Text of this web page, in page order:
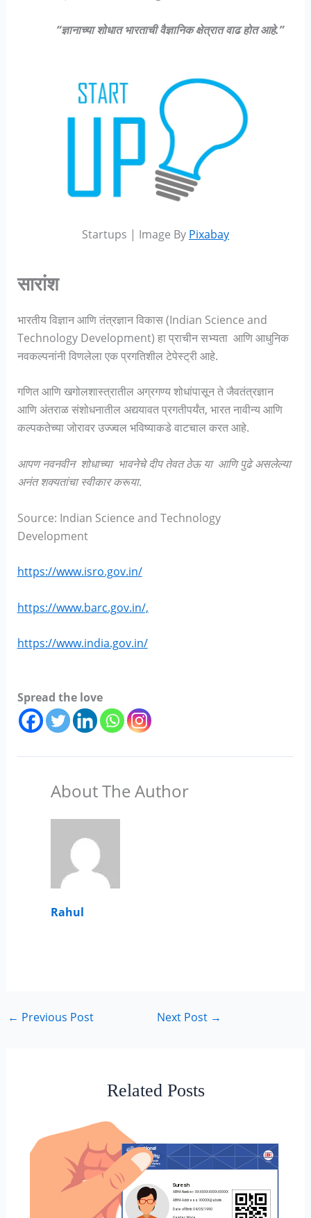
“ज्ञानाच्या शोधात भारताची वैज्ञानिक क्षेत्रात वाढ होत आहे.”
Startups | Image By Pixabay
सारांश
भारतीय विज्ञान आणि तंत्रज्ञान विकास (Indian Science and
Technology Development) हा प्राचीन सभ्यता आणि आधुनिक
नवकल्पनांनी विणलेला एक प्रगतिशील टेपेस्ट्री आहे.
गणित आणि खगोलशास्त्रातील अग्रगण्य शोधांपासून ते जैवतंत्रज्ञान
आणि अंतराळ संशोधनातील अद्ययावत प्रगतीपर्यंत, भारत नावीन्य आणि
कल्पकतेच्या जोरावर उज्ज्वल भविष्याकडे वाटचाल करत आहे.
आपण नवनवीन शोधाच्या भावनेचे दीप तेवत ठेऊ या आणि पुढे असलेल्या
अनंत शक्यतांचा स्वीकार करूया.
Source: Indian Science and Technology
Development
https://www.isro.gov.in/
https://www.barc.gov.in/,
https://www.india.gov.in/
Spread the love
About The Author
Rahul
← Previous Post Next Post →
Related Posts